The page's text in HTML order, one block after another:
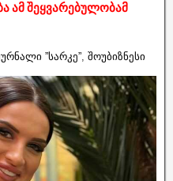
ამ შეყვარებულობამ
”სარკე”, შოუბიზნესი